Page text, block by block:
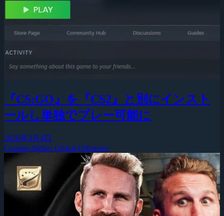
『CS:GO』を『CS2』と別にインスト
ールし単独でプレー可能に
2026年3月4日
Counter-Strike: Global Offensive